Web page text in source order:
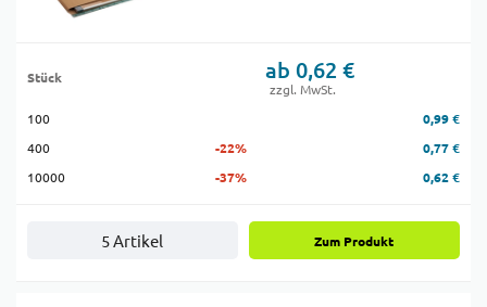
Stück ab 0,62 €
zzgl. MwSt.
100
0,99 €
400
-22%
0,77 €
10000
-37% 0,62 €
5 Artikel Zum Produkt